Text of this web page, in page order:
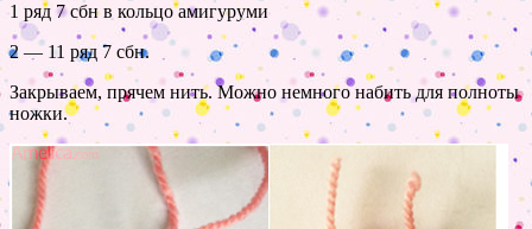
1 ряд 7 сбн в кольцо амигуруми
2 — 11 ряд 7 сбн.
Закрываем, прячем нить. Можно немного набить для полноты
ножки.